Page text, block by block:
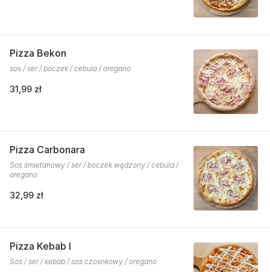
Pizza Bekon
sos / ser / boczek / cebula / oregano
31,99 zł
Pizza Carbonara
Sos śmietanowy / ser / boczek wędzony / cebula /
oregano
32,99 zł
Pizza Kebab I
Sos / ser / kebab / sos czosnkowy / oregano